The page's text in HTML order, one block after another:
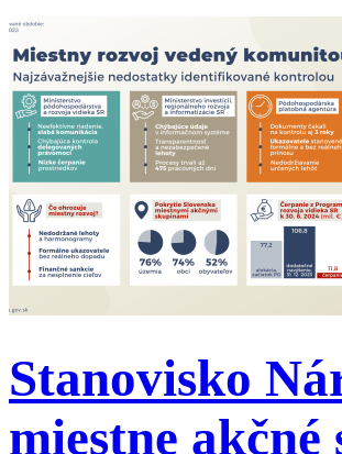
Stanovisko
miestne